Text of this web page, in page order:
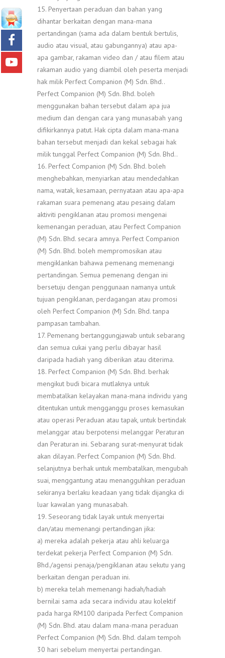
15. Penyertaan peraduan dan bahan yang
dihantar berkaitan dengan mana-mana
pertandingan (sama ada dalam bentuk bertulis,
audio atau visual, atau gabungannya) atau apa-
apa gambar, rakaman video dan / atau filem atau
rakaman audio yang diambil oleh peserta menjadi
hak milik Perfect Companion (M) Sdn. Bhd..
Perfect Companion (M) Sdn. Bhd. boleh
menggunakan bahan tersebut dalam apa jua
medium dan dengan cara yang munasabah yang
difikirkannya patut. Hak cipta dalam mana-mana
bahan tersebut menjadi dan kekal sebagai hak
milik tunggal Perfect Companion (M) Sdn. Bhd..
16. Perfect Companion (M) Sdn. Bhd. boleh
menghebahkan, menyiarkan atau mendedahkan
nama, watak, kesamaan, pernyataan atau apa-apa
rakaman suara pemenang atau pesaing dalam
aktiviti pengiklanan atau promosi mengenai
kemenangan peraduan, atau Perfect Companion
(M) Sdn. Bhd. secara amnya. Perfect Companion
(M) Sdn. Bhd. boleh mempromosikan atau
mengiklankan bahawa pemenang memenangi
pertandingan. Semua pemenang dengan ini
bersetuju dengan penggunaan namanya untuk
tujuan pengiklanan, perdagangan atau promosi
oleh Perfect Companion (M) Sdn. Bhd. tanpa
pampasan tambahan.
17. Pemenang bertanggungjawab untuk sebarang
dan semua cukai yang perlu dibayar hasil
daripada hadiah yang diberikan atau diterima.
18. Perfect Companion (M) Sdn. Bhd. berhak
mengikut budi bicara mutlaknya untuk
membatalkan kelayakan mana-mana individu yang
ditentukan untuk mengganggu proses kemasukan
atau operasi Peraduan atau tapak, untuk bertindak
melanggar atau berpotensi melanggar Peraturan
dan Peraturan ini. Sebarang surat-menyurat tidak
akan dilayan. Perfect Companion (M) Sdn. Bhd.
selanjutnya berhak untuk membatalkan, mengubah
suai, menggantung atau menangguhkan peraduan
sekiranya berlaku keadaan yang tidak dijangka di
luar kawalan yang munasabah.
19. Seseorang tidak layak untuk menyertai
dan/atau memenangi pertandingan jika:
a) mereka adalah pekerja atau ahli keluarga
terdekat pekerja Perfect Companion (M) Sdn.
Bhd./agensi penaja/pengiklanan atau sekutu yang
berkaitan dengan peraduan ini.
b) mereka telah memenangi hadiah/hadiah
bernilai sama ada secara individu atau kolektif
pada harga RM100 daripada Perfect Companion
(M) Sdn. Bhd. atau dalam mana-mana peraduan
Perfect Companion (M) Sdn. Bhd. dalam tempoh
30 hari sebelum menyertai pertandingan.